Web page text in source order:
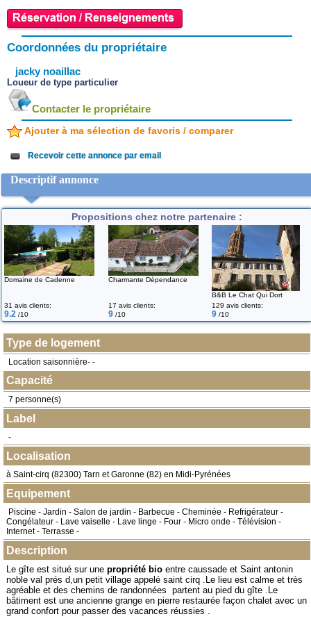
Coordonnées du propriétaire
jacky noaillac
Loueur de type particulier
Contacter le propriétaire
Ajouter à ma sélection de favoris / comparer
Recevoir cette annonce par email
Descriptif annonce
Propositions chez notre partenaire :
Domaine de Cadenne
Charmante Dépendance
B&B Le Chat Qui Dort
31 avis clients:
9.2 /10
17 avis clients:
9 /10
129 avis clients:
9 /10
Type de logement
Location saisonnière- -
Capacité
7 personne(s)
Label
-
Localisation
à Saint-cirq (82300) Tarn et Garonne (82) en Midi-Pyrénées
Equipement
Piscine - Jardin - Salon de jardin - Barbecue - Cheminée - Refrigérateur -
Congélateur - Lave vaiselle - Lave linge - Four - Micro onde - Télévision -
Internet - Terrasse -
Description
Le gîte est situé sur une propriété bio entre caussade et Saint antonin
noble val prés d,un petit village appelé saint cirq .Le lieu est calme et très
agréable et des chemins de randonnées partent au pied du gîte .Le
bâtiment est une ancienne grange en pierre restaurée façon chalet avec un
grand confort pour passer des vacances réussies .